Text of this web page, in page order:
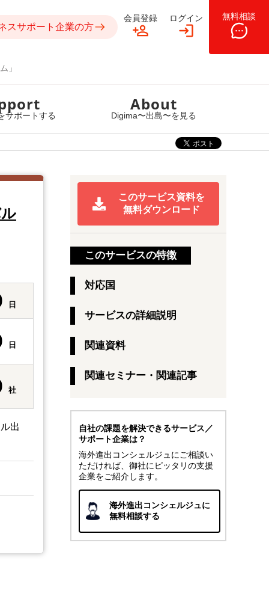
」
スサポート企業の方
会員登録 ログイン 無料相談
サポートする
About
Digima〜出島〜を見る
日
日
社
出
このサービス資料を
無料ダウンロード
このサービスの特徴
対応国
サービスの詳細説明
関連資料
関連セミナー・関連記事
自社の課題を解決できるサービス／
サポート企業は？
海外進出コンシェルジュにご相談い
ただければ、御社にピッタリの支援
企業をご紹介します。
海外進出コンシェルジュに
無料相談する